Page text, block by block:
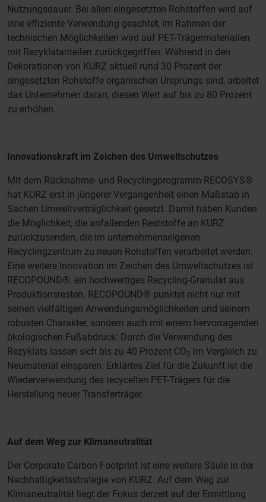
Nutzungsdauer. Bei allen eingesetzten Rohstoffen wird auf
eine effiziente Verwendung geachtet, im Rahmen der
technischen Möglichkeiten wird auf PET-Trägermaterialien
mit Rezyklatanteilen zurückgegriffen. Während in den
Dekorationen von KURZ aktuell rund 30 Prozent der
eingesetzten Rohstoffe organischen Ursprungs sind, arbeitet
das Unternehmen daran, diesen Wert auf bis zu 80 Prozent
zu erhöhen.
Innovationskraft im Zeichen des Umweltschutzes
Mit dem Rücknahme- und Recyclingprogramm RECOSYS®
hat KURZ erst in jüngerer Vergangenheit einen Maßstab in
Sachen Umweltverträglichkeit gesetzt. Damit haben Kunden
die Möglichkeit, die anfallenden Reststoffe an KURZ
zurückzusenden, die im unternehmenseigenen
Recyclingzentrum zu neuen Rohstoffen verarbeitet werden.
Eine weitere Innovation im Zeichen des Umweltschutzes ist
RECOPOUND®, ein hochwertiges Recycling-Granulat aus
Produktionsresten. RECOPOUND® punktet nicht nur mit
seinen vielfältigen Anwendungsmöglichkeiten und seinem
robusten Charakter, sondern auch mit einem hervorragenden
ökologischen Fußabdruck: Durch die Verwendung des
Rezyklats lassen sich bis zu 40 Prozent CO2 im Vergleich zu
Neumaterial einsparen. Erklärtes Ziel für die Zukunft ist die
Wiederverwendung des recycelten PET-Trägers für die
Herstellung neuer Transferträger.
Auf dem Weg zur Klimaneutralität
Der Corporate Carbon Footprint ist eine weitere Säule in der
Nachhaltigkeitsstrategie von KURZ. Auf dem Weg zur
Klimaneutralität liegt der Fokus derzeit auf der Ermittlung